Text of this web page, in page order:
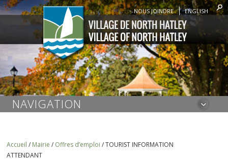
NOUS JOINDRE ENGLISH
NAVIGATION
Accueil / Mairie / Offres d’emploi /TOURIST INFORMATION
ATTENDANT